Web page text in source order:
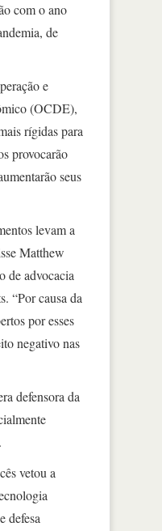
com o ano
de
e
(OCDE),
rígidas para
provocarão
seus
levam a
Matthew
de advocacia
“Por causa da
por esses
negativo nas
defensora da
vetou a
defesa